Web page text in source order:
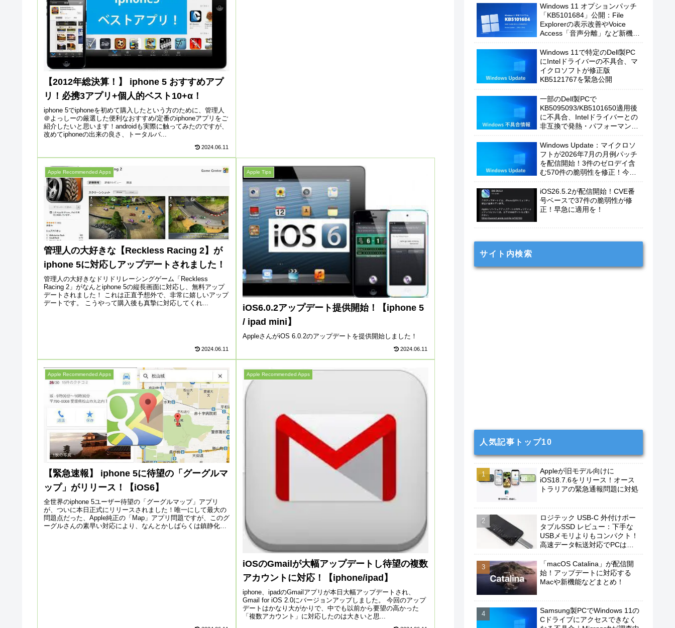
【2012年総決算！】 iphone 5 おすすめアプ
リ！必携3アプリ+個人的ベスト10+α！
iphone 5でiphoneを初めて購入したという方のために、管理人
＠よっしーの厳選した便利なおすすめ/定番のiphoneアプリをご
紹介したいと思います！androidも実際に触ってみたのですが、
改めてiphoneの出来の良さ、トータルバ...
2024.06.11
Apple Recommended Apps
管理人の大好きな【Reckless Racing 2】が
iphone 5に対応しアップデートされました！
管理人の大好きなドリドリレーシングゲーム「Reckless
Racing 2」がなんとiphone 5の縦長画面に対応し、無料アップ
デートされました！ これは正直予想外で、非常に嬉しいアップ
デートです。 こうやって購入後も真摯に対応してくれ...
2024.06.11
Apple Tips
iOS6.0.2アップデート提供開始！【iphone 5
/ ipad mini】
AppleさんがiOS 6.0.2のアップデートを提供開始しました！
2024.06.11
Apple Recommended Apps
【緊急速報】 iphone 5に待望の「グーグルマ
ップ」がリリース！【iOS6】
全世界のiphone 5ユーザー待望の「グーグルマップ」アプリ
が、ついに本日正式にリリースされました！唯一にして最大の
問題点だった、Apple純正の「Map」アプリ問題ですが、このグ
ーグルさんの素早い対応により、なんとかしばらくは鎮静化す
Apple Recommended Apps
iOSのGmailが大幅アップデートし待望の複数
アカウントに対応！【iphone/ipad】
iphone、ipadのGmailアプリが本日大幅アップデートされ、
Gmail for iOS 2.0にバージョンアップしました。 今回のアップ
デートはかなり大がかりで、中でも以前から要望の高かった
「複数アカウント」に対応したのは大きいと思...
Windows 11 オプションパッチ
「KB5101684」公開：File
Explorerの表示改善やVoice
Access「音声分離」など新機能
Windows 11で特定のDell製PC
にIntelドライバーの不具合、マ
イクロソフトが修正版
KB5121767を緊急公開
一部のDell製PCで
KB5095093/KB5101650適用後
に不具合、Intelドライバーとの
非互換で発熱・パフォーマンス
Windows Update：マイクロソ
フトが2026年7月の月例パッチ
を配信開始！3件のゼロデイ含
む570件の脆弱性を修正！今す
iOS26.5.2が配信開始！CVE番
号ベースで37件の脆弱性が修
正！早急に適用を！
サイト内検索
人気記事トップ10
Appleが旧モデル向けに
iOS18.7.6をリリース！オース
トラリアの緊急通報問題に対処
ロジテック USB-C 外付けポー
タブルSSD レビュー：下手な
USBメモリよりもコンパクト！
高速データ転送対応でPCは勿
もおすすめ！
「macOS Catalina」が配信開
始！アップデートに対応する
Macや新機能などまとめ！
Samsung製PCでWindows 11の
Cドライブにアクセスできなく